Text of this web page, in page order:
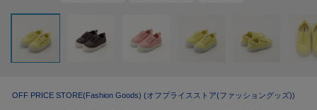
OFF PRICE STORE(Fashion Goods) (オフプライスストア(ファッショングッズ))